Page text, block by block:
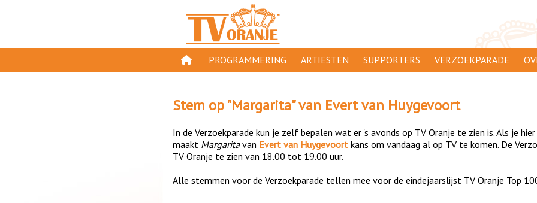
PROGRAMMERING
GESPEELD OP TV ORANJE
ORANJE KROON
TV ORANJE TOP 1000
11 VAN ORANJE
ARTIESTEN SUPPORTERS
AANMELDEN
VERZOEKPARADE
Stem op "Margarita" van Evert van Huygevoort
In de Verzoekparade kun je zelf bepalen wat er 's avonds op TV Oranje te zien is. Als je
maakt Margaritavan Evert van Huygevoort kans om vandaag al op TV te komen. De
TV Oranje te zien van 18.00 tot 19.00 uur.
Alle stemmen voor de Verzoekparade tellen mee voor de eindejaarslijst TV Oranje Top